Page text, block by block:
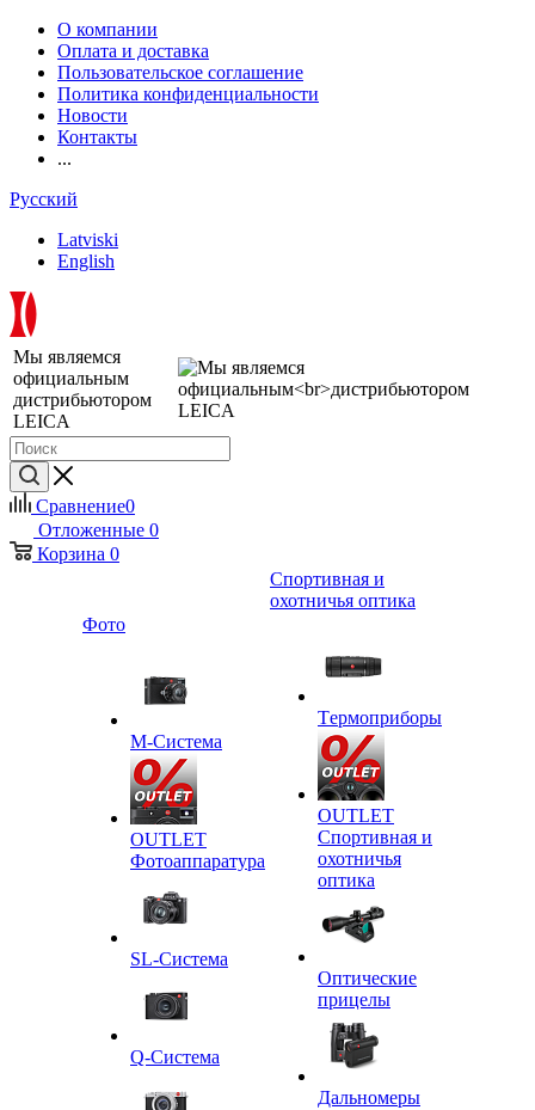
О компании
Оплата и доставка
Пользовательское соглашение
Политика конфиденциальности
Новости
Контакты
...
Русский
Latviski
English
Мы являемся
официальным
дистрибьютором
LEICA
Сравнение0
Отложенные 0
Корзина 0
Фото
M-Система
OUTLET
Фотоаппаратура
SL-Система
Q-Cистема
Спортивная и
охотничья оптика
Tермоприборы
OUTLET
Спортивная и
охотничья
оптика
Оптические
прицелы
Дальномеры